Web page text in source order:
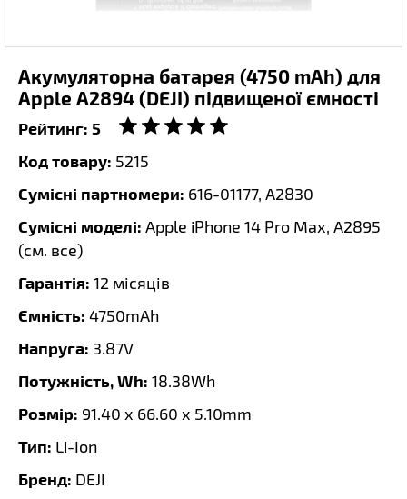
Акумуляторна батарея (4750 mAh) для
Apple A2894 (DEJI) підвищеної ємності
Рейтинг: 5
Код товару: 5215
Сумісні партномери: 616-01177, A2830
Сумісні моделі: Apple iPhone 14 Pro Max, A2895
(см. все)
Гарантія: 12 місяців
Ємність: 4750mAh
Напруга: 3.87V
Потужність, Wh: 18.38Wh
Розмір: 91.40 x 66.60 x 5.10mm
Тип: Li-Ion
Бренд: DEJI